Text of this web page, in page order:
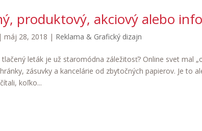
produktový, akciový alebo
|máj 28, 2018 | Reklama & Grafický dizajn
leták je už staromódna záležitosť? Online svet mal
zásuvky a kancelárie od zbytočných papierov. Je to
koľko...